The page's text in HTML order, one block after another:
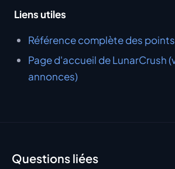
Liens utiles
Référence complète des
Page d'accueil de LunarCrush
annonces)
Questions liées